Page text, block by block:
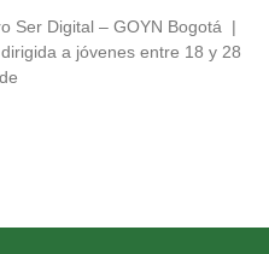
Ser Digital – GOYN Bogotá |
a jóvenes entre 18 y 28